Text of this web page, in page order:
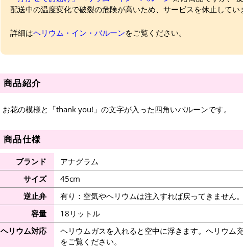
配送中の温度変化で破裂の危険が高いため、サービスを休止してい
詳細はヘリウム・イン・バルーンをご覧ください。
商品紹介
お花の模様と「thank you!」の文字が入った四角いバルーンです。
商品仕様
ブランド
アナグラム
サイズ
45cm
逆止弁
有り：空気やヘリウムは注入すれば戻ってきません
容量
18リットル
ヘリウム対応
ヘリウムガスを入れると空中に浮きます。ヘリウム
をご覧ください。